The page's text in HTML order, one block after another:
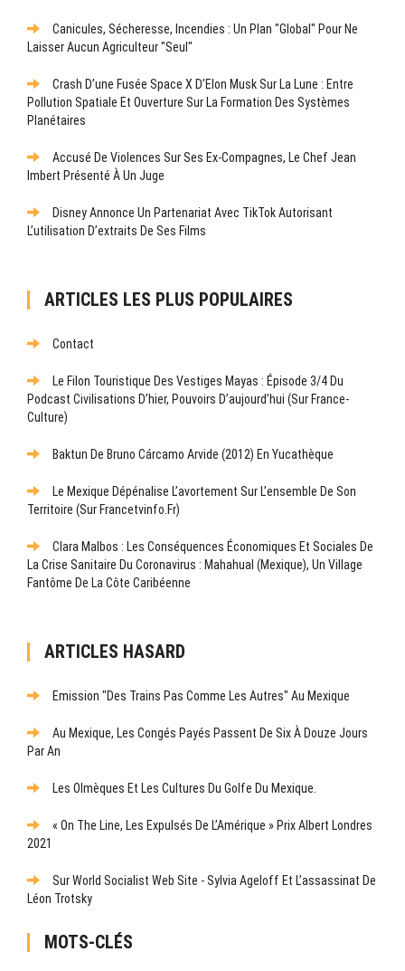
Canicules, Sécheresse, Incendies : Un Plan "global" Pour Ne
Laisser Aucun Agriculteur "seul"
Crash D’une Fusée Space X D’Elon Musk Sur La Lune : Entre
Pollution Spatiale Et Ouverture Sur La Formation Des Systèmes
Planétaires
Accusé De Violences Sur Ses Ex-Compagnes, Le Chef Jean
Imbert Présenté À Un Juge
Disney Annonce Un Partenariat Avec TikTok Autorisant
L’utilisation D’extraits De Ses Films
ARTICLES LES PLUS POPULAIRES
Contact
Le Filon Touristique Des Vestiges Mayas : Épisode 3/4 Du
Podcast Civilisations D’hier, Pouvoirs D’aujourd’hui (sur France-
Culture)
Baktun De Bruno Cárcamo Arvide (2012) En Yucathèque
Le Mexique Dépénalise L’avortement Sur L’ensemble De Son
Territoire (sur Francetvinfo.fr)
Clara Malbos : Les Conséquences Économiques Et Sociales De
La Crise Sanitaire Du Coronavirus : Mahahual (Mexique), Un Village
Fantôme De La Côte Caribéenne
ARTICLES HASARD
Emission "Des Trains Pas Comme Les Autres" Au Mexique
Au Mexique, Les Congés Payés Passent De Six À Douze Jours
Par An
Les Olmèques Et Les Cultures Du Golfe Du Mexique.
« On The Line, Les Expulsés De L’Amérique » Prix Albert Londres
2021
Sur World Socialist Web Site - Sylvia Ageloff Et L’assassinat De
Léon Trotsky
MOTS-CLÉS